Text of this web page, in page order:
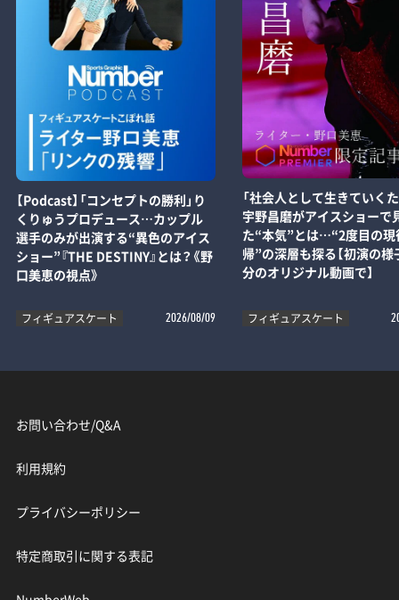
【Podcast】「コンセプトの勝利」り
くりゅうプロデュース…カップル
選手のみが出演する“異色のアイス
ショー”『THE DESTINY』とは？《野
口美恵の視点》
フィギュアスケート 2026/08/09
「社会人として生きていく
宇野昌磨がアイスショーで
た“本気”とは…“2度目の現
帰”の深層も探る【初演の様
分のオリジナル動画で】
フィギュアスケート
お問い合わせ/Q&A
利用規約
プライバシーポリシー
特定商取引に関する表記